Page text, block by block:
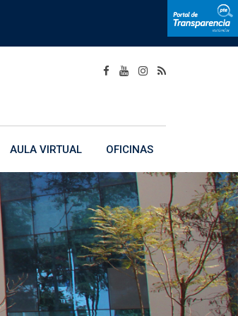
AULA VIRTUAL OFICINAS